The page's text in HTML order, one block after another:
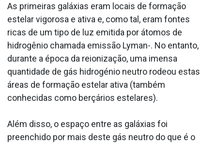
As primeiras galáxias eram locais de formação
estelar vigorosa e ativa e, como tal, eram fontes
ricas de um tipo de luz emitida por átomos de
hidrogênio chamada emissão Lyman-. No entanto,
durante a época da reionização, uma imensa
quantidade de gás hidrogénio neutro rodeou estas
áreas de formação estelar ativa (também
conhecidas como berçários estelares).
Além disso, o espaço entre as galáxias foi
preenchido por mais deste gás neutro do que é o